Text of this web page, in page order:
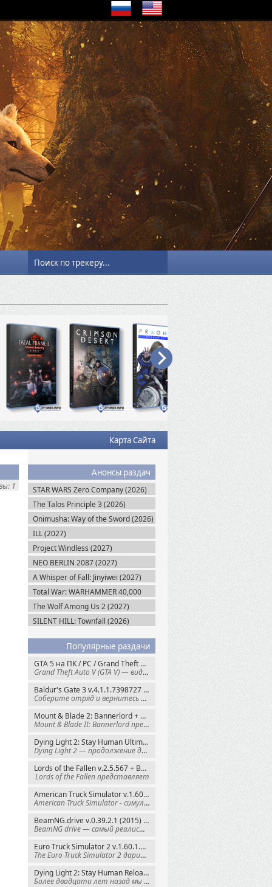
Карта Сайта
Анонсы раздач
STAR WARS Zero Company (2026)
The Talos Principle 3 (2026)
Onimusha: Way of the Sword (2026)
ILL (2027)
Project Windless (2027)
NEO BERLIN 2087 (2027)
A Whisper of Fall: Jinyiwei (2027)
Total War: WARHAMMER 40,000
(2027)
The Wolf Among Us 2 (2027)
SILENT HILL: Townfall (2026)
Популярные раздачи
GTA 5 на ПК / PC / Grand Theft Auto V: Premium Edition (2015) Steam-Rip
Grand Theft Auto V (GTA V) — видеоигра из
Baldur's Gate 3 v.4.1.1.7398727 + Все DLC (2023) GOG-Rip
Соберите отряд и вернитесь в Забытые
Mount & Blade 2: Bannerlord + War Sails v.1.4.7.117484 (2025) GOG
Mount & Blade II: Bannerlord представляет
Dying Light 2: Stay Human Ultimate Edition v.1.29.1 + Все DLC (2022) Пиратка
Dying Light 2 — продолжение динамичного
Lords of the Fallen v.2.5.567 + Все DLC (2023) Пиратка
Lords of the Fallen представляет
American Truck Simulator v.1.60.1.8s + Все DLC (2016) Пиратка
American Truck Simulator - симулятор
BeamNG.drive v.0.39.2.1 (2015) RePack
BeamNG drive — самый реалистичный
Euro Truck Simulator 2 v.1.60.1.7s + Все DLC (2012) Пиратка
The Euro Truck Simulator 2 дарит вам опыт
Dying Light 2: Stay Human Reloaded Edition v.1.28.3 + Все DLC (2022) RePack
Более двадцати лет назад мы пытались
1